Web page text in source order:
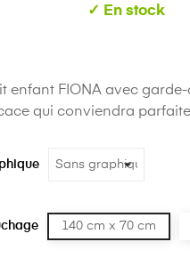
enfant FIONA avec
qui conviendra
140 cm x 70 cm